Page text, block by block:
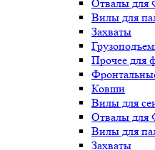
Отвалы для
Вилы для
Захваты
Прочее для
Ковши
Вилы для
Отвалы для
Вилы для
Захваты